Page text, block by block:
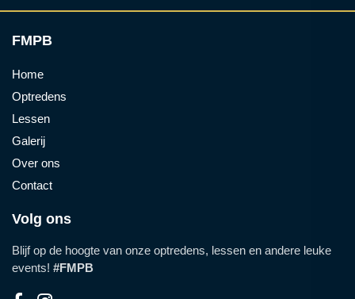
FMPB
Home
Optredens
Lessen
Galerij
Over ons
Contact
Volg ons
Blijf op de hoogte van onze optredens, lessen en andere leuke
events! #FMPB